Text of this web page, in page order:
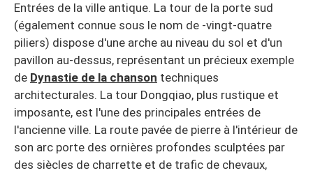
Entrées de la ville antique. La tour de la porte sud
(également connue sous le nom de -vingt-quatre
piliers) dispose d'une arche au niveau du sol et d'un
pavillon au-dessus, représentant un précieux exemple
de Dynastie de la chanson techniques
architecturales. La tour Dongqiao, plus rustique et
imposante, est l'une des principales entrées de
l'ancienne ville. La route pavée de pierre à l'intérieur de
son arc porte des ornières profondes sculptées par
des siècles de charrette et de trafic de chevaux,